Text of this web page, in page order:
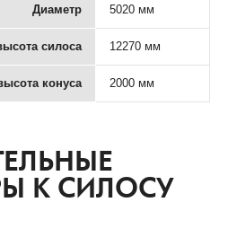
Диаметр 5020 мм
силоса 12270 мм
конуса 2000 мм
К СИЛОСУ